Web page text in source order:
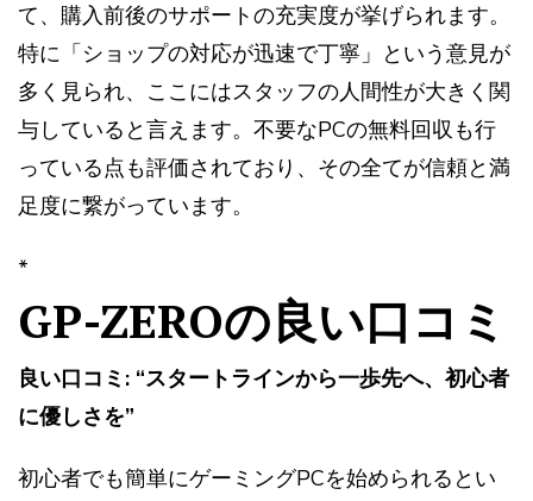
て、購入前後のサポートの充実度が挙げられます。
特に「ショップの対応が迅速で丁寧」という意見が
多く見られ、ここにはスタッフの人間性が大きく関
与していると言えます。不要なPCの無料回収も行
っている点も評価されており、その全てが信頼と満
足度に繋がっています。
*
GP-ZEROの良い口コミ
良い口コミ: “スタートラインから一歩先へ、初心者
に優しさを”
初心者でも簡単にゲーミングPCを始められるとい